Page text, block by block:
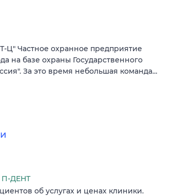
Частное охранное предприятие
на базе охраны Государственного
За это время небольшая команда…
П-ДЕНТ
об услугах и ценах клиники.